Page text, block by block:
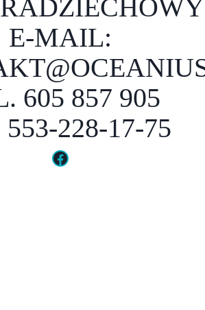
E-MAIL:
605 857 905
228-17-75
Facebook